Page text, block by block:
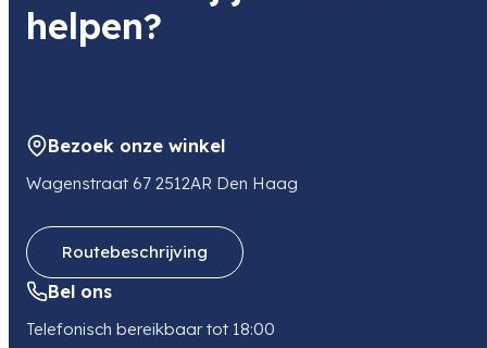
helpen?
Bezoek onze winkel
Wagenstraat 67 2512AR Den Haag
Routebeschrijving
Bel ons
Telefonisch bereikbaar tot 18:00